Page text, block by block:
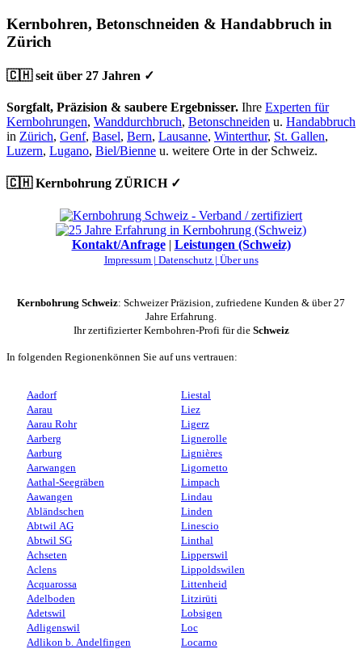
Kernbohren, Betonschneiden & Handabbruch in
Zürich
🇨🇭 seit über 27 Jahren ✓
Sorgfalt, Präzision & saubere Ergebnisser. Ihre Experten für
Kernbohrungen, Wanddurchbruch, Betonschneiden u. Handabbruch
in Zürich, Genf, Basel, Bern, Lausanne, Winterthur, St. Gallen,
Luzern, Lugano, Biel/Bienne u. weitere Orte in der Schweiz.
🇨🇭 Kernbohrung ZÜRICH ✓
Kontakt/Anfrage| Leistungen (Schweiz)
Impressum | Datenschutz | Über uns
Kernbohrung Schweiz: Schweizer Präzision, zufriedene Kunden & über 27
Jahre Erfahrung.
Ihr zertifizierter Kernbohren-Profi für die Schweiz
In folgenden Regionenkönnen Sie auf uns vertrauen:
Aadorf
Aarau
Aarau Rohr
Aarberg
Aarburg
Aarwangen
Aathal-Seegräben
Aawangen
Abländschen
Abtwil AG
Abtwil SG
Achseten
Aclens
Acquarossa
Adelboden
Adetswil
Adligenswil
Adlikon b. Andelfingen
Liestal
Liez
Ligerz
Lignerolle
Lignières
Ligornetto
Limpach
Lindau
Linden
Linescio
Linthal
Lipperswil
Lippoldswilen
Littenheid
Litzirüti
Lobsigen
Loc
Locarno